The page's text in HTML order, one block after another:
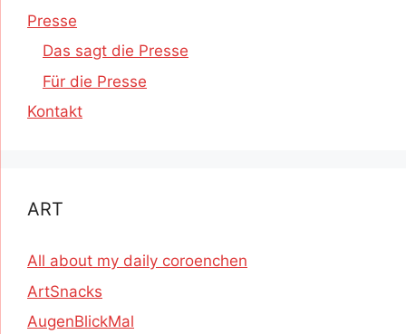
Presse
Das sagt die Presse
Für die Presse
Kontakt
ART
All about my daily coroenchen
ArtSnacks
AugenBlickMal